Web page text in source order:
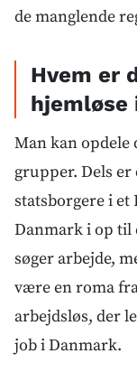
de manglende
Hvem er
hjemløse
Man kan opdele
grupper. Dels
statsborgere i et
Danmark i op til
søger arbejde,
være en roma
arbejdsløs, der
job i Danmark.